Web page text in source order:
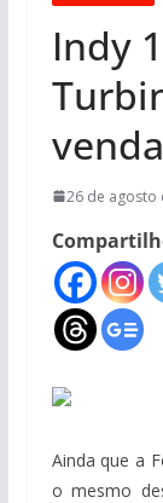
Indy
venda
26 de agosto
Ainda que a
o mesmo